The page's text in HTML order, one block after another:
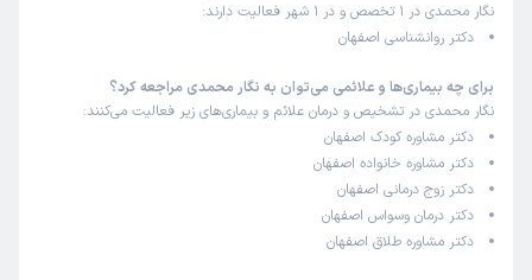
نگار محمدی در 1 تخصص و در 1 شهر فعالیت دارند:
دکتر روانشناسی اصفهان
برای چه بیماری‌ها و علائمی می‌توان به نگار محمدی مراجعه کرد؟
نگار محمدی در تشخیص و درمان علائم و بیماری‌های زیر فعالیت می‌کنند:
دکتر مشاوره کودک اصفهان
دکتر مشاوره خانواده اصفهان
دکتر زوج درمانی اصفهان
دکتر درمان وسواس اصفهان
دکتر مشاوره طلاق اصفهان